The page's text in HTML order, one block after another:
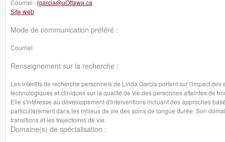
Courriel :lgarcia@uOttawa.ca
Site web
Mode de communication préféré :
Courriel
Renseignement sur la recherche :
Les intérêts de recherche personnels de Linda Garcia portent sur l'impact
technologiques et cliniques sur la qualité de vie des personnes atteintes de
Elle s'intéresse au développement d'interventions incluant des approches
particulièrement dans les milieux de vie des soins de longue durée. Son
transitions et les trajectoires de vie.
Domaine(s) de spécialisation :